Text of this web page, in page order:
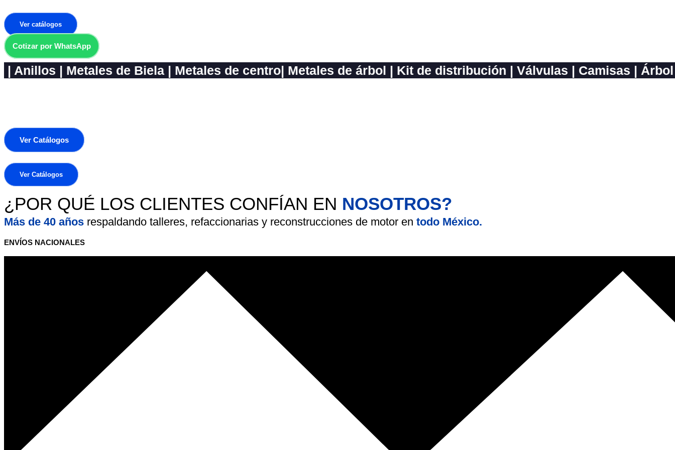
Refacciones para motor gasolina y diésel ligero con cobertura nacional, asesoría especializada y las mejores marcas del mercado.
Ver catálogos
Cotizar por WhatsApp
| Metales de Biela | Metales de centro| Metales de árbol | Kit de distribución | Válvulas | Camisas | Árbol de
Ver Catálogos
Ver Catálogos
¿POR QUÉ LOS CLIENTES CONFÍAN EN NOSOTROS?
Más de 40 años respaldando talleres, refaccionarias y reconstrucciones de motor en todo México.
ENVÍOS NACIONALES